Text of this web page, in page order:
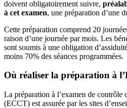
doivent obligatoirement suivre,
à cet examen, une préparation d’une
Cette préparation comprend 20
raison d’une journée par mois. Les
sont soumis à une obligation
moins 70% des séances programmées.
Où réaliser la préparation à
La préparation à l’examen de contrôle
(ECCT) est assurée par les sites